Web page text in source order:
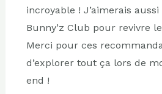
incroyable ! J’aimerais aussi
Bunny’z Club pour revivre
Merci pour ces
d’explorer tout ça lors de
end !